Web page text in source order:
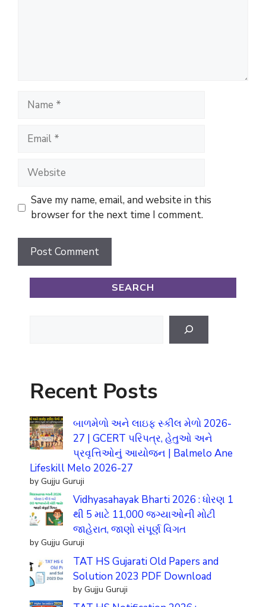
Name
Email
Website
Save my name, email, and website in this
browser for the next time I comment.
SEARCH
Recent Posts
બાળમેળો અને લાઇફ સ્કીલ મેળો 2026-
27 | GCERT પરિપત્ર, હેતુઓ અને
પ્રવૃત્તિઓનું આયોજન | Balmelo Ane
Lifeskill Melo 2026-27
by Gujju Guruji
Vidhyasahayak Bharti 2026 : ધોરણ 1
થી 5 માટે 11,000 જગ્યાઓની મોટી
જાહેરાત, જાણો સંપૂર્ણ વિગત
by Gujju Guruji
TAT HS Gujarati Old Papers and
Solution 2023 PDF Download
by Gujju Guruji